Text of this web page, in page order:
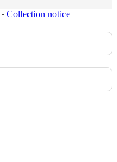
∙ Collection notice